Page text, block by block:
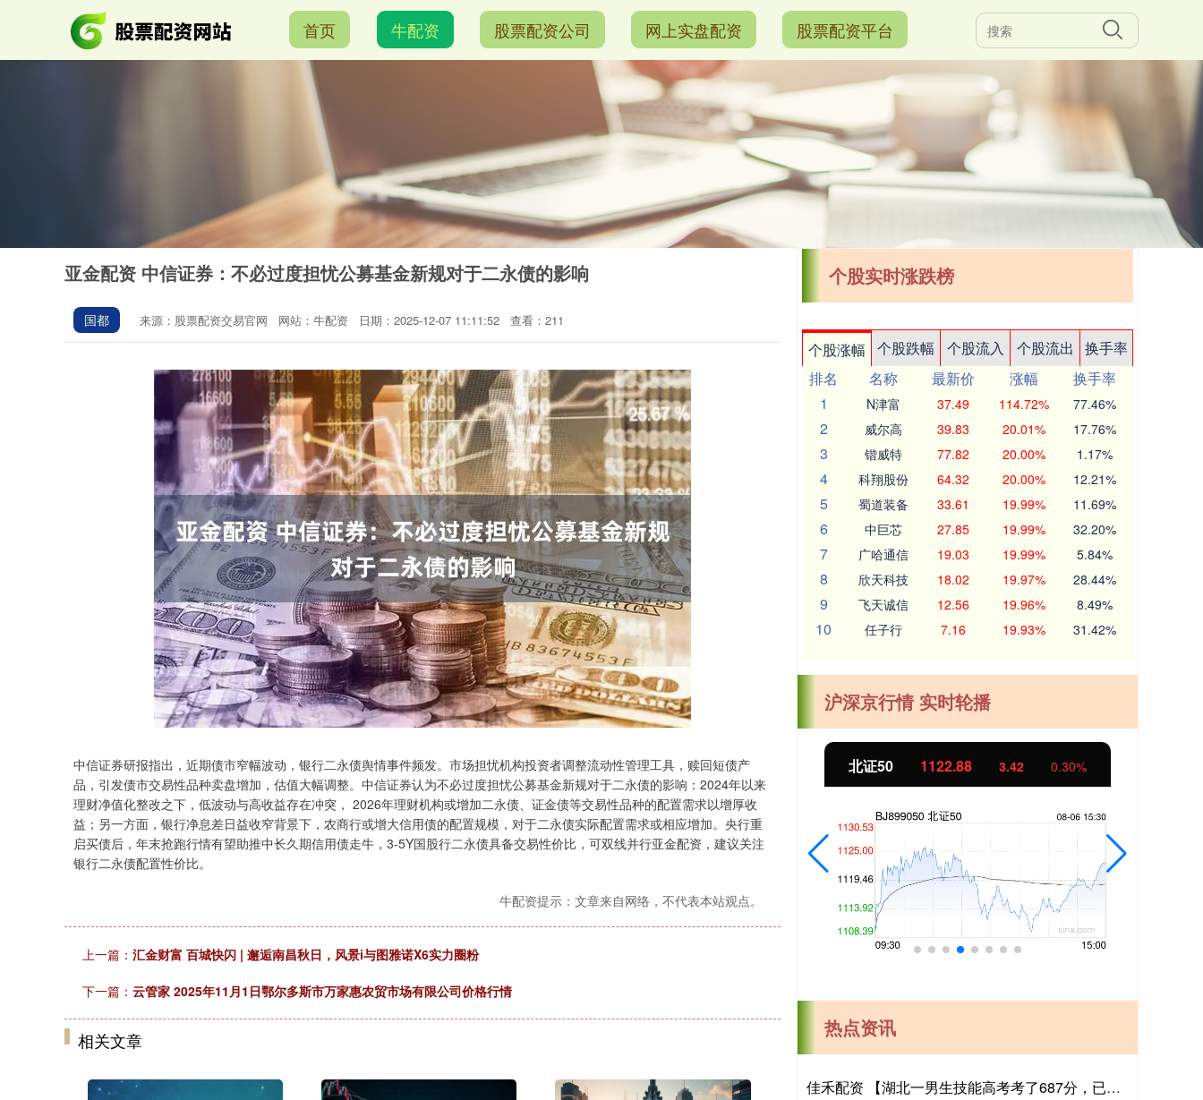
首页 牛配资 股票配资公司 网上实盘配资 股票配资平台
亚金配资 中信证券：不必过度担忧公募基金新规对于二永债的影响
国都 来源：股票配资交易官网 网站：牛配资 日期：2025-12-07 11:11:52 查看：211
中信证券研报指出，近期债市窄幅波动，银行二永债舆情事件频发。市场担忧机构投资者调整流动性管理工具，赎回短债产
品，引发债市交易性品种卖盘增加，估值大幅调整。中信证券认为不必过度担忧公募基金新规对于二永债的影响：2024年以来
理财净值化整改之下，低波动与高收益存在冲突， 2026年理财机构或增加二永债、证金债等交易性品种的配置需求以增厚收
益；另一方面，银行净息差日益收窄背景下，农商行或增大信用债的配置规模，对于二永债实际配置需求或相应增加。央行重
启买债后，年末抢跑行情有望助推中长久期信用债走牛，3-5Y国股行二永债具备交易性价比，可双线并行亚金配资，建议关注
银行二永债配置性价比。
牛配资提示：文章来自网络，不代表本站观点。
上一篇： 汇金财富 百城快闪 | 邂逅南昌秋日，风景i与图雅诺X6实力圈粉
下一篇： 云管家 2025年11月1日鄂尔多斯市万家惠农贸市场有限公司价格行情
相关文章
个股实时涨跌榜
个股涨幅 个股跌幅 个股流入 个股流出
换手率
排名
名称 最新价 涨幅
换手率
1
N津富 37.49 114.72% 77.46%
2 威尔高 39.83 20.01% 17.76%
3 锴威特 77.82 20.00% 1.17%
4 科翔股份 64.32 20.00% 12.21%
5 蜀道装备 33.61 19.99% 11.69%
6 中巨芯 27.85 19.99% 32.20%
7 广哈通信 19.03 19.99% 5.84%
8 欣天科技 18.02 19.97% 28.44%
9 飞天诚信 12.56 19.96% 8.49%
10 任子行 7.16 19.93% 31.42%
沪深京行情 实时轮播
0.57% 深证成指 14110.12 -34.08 -0.24% 沪深300 4651.31 -6.85 -0.15% 北证50 1122.88 3.42 0.30%
热点资讯
佳禾配资 【湖北一男生技能高考考了687分，已被武汉职业技术大学录取，查到录取